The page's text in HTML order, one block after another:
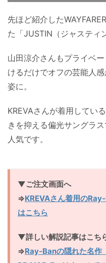
先ほど紹介した
た「JUSTIN（ジャスティ
山田涼介さんもプライベ
けるだけでオフの芸能人
姿に。
KREVAさんが着用してい
きを抑える偏光サングラ
人気です。
▼ご注文画面へ
⇒KREVAさん着用の
はこちら
▼詳しい解説記事はこち
⇒Ray-Banの隠れた名作